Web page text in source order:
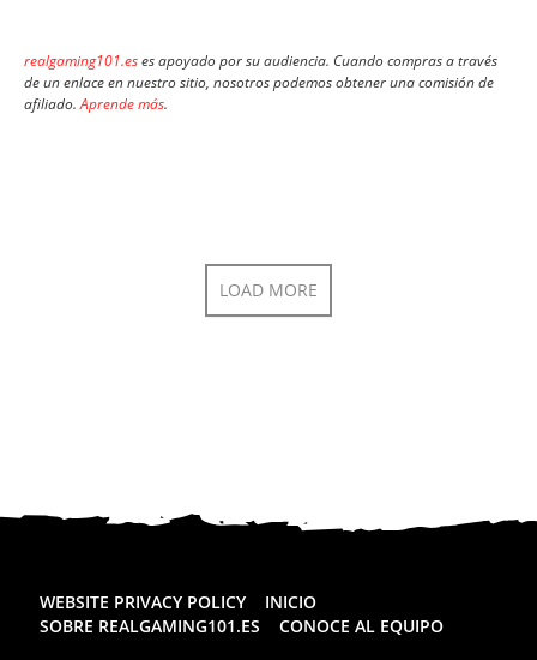
realgaming101.eses apoyado por su audiencia. Cuando compras a través
de un enlace en nuestro sitio, nosotros podemos obtener una comisión de
afiliado.Aprende más.
LOAD MORE
WEBSITE PRIVACY POLICY
INICIO
SOBRE REALGAMING101.ES
CONOCE AL EQUIPO